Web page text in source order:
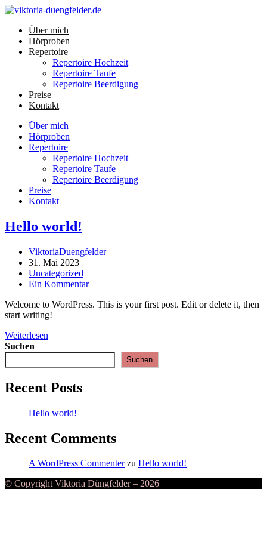
Zum
springenÜber mich
Hörproben
Repertoire
Repertoire Hochzeit
Repertoire Taufe
Repertoire Beerdigung
Preise
Kontakt
Über mich
Hörproben
Repertoire
Repertoire Hochzeit
Repertoire Taufe
Repertoire Beerdigung
Preise
Kontakt
Hello world!
Beitrags-
Autor:
ViktoriaDuengfelder
Beitrag
veröffentlicht:
31. Mai 2023
Beitrags-
Kategorie:
Uncategorized
Beitrags-
Ein Kommentar
Welcome to WordPress. This is your first post. Edit or delete it, then
start writing!
Weiterlesen
Suchen
Suchen
Recent Posts
Hello world!
Recent Comments
A WordPress Commenterzu Hello world!
© Copyright Viktoria Düngfelder – 2026